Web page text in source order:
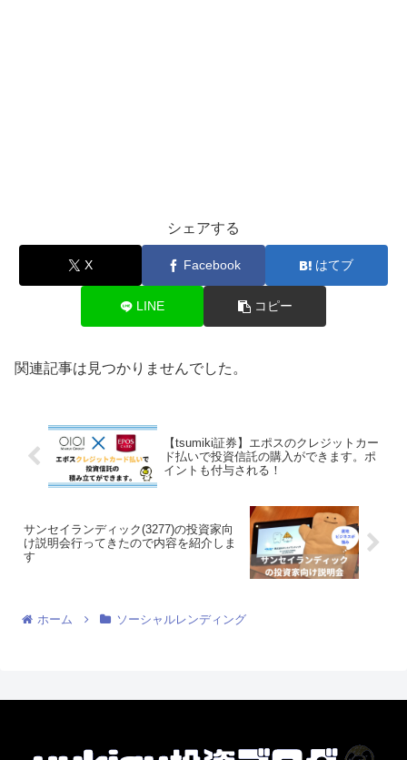
シェアする
X Facebook はてブ
LINE コピー
関連記事は見つかりませんでした。
【tsumiki証券】エポスのクレジットカー
ド払いで投資信託の購入ができます。ポ
イントも付与される！
サンセイランディック(3277)の投資家向
け説明会行ってきたので内容を紹介しま
す
ホーム ソーシャルレンディング